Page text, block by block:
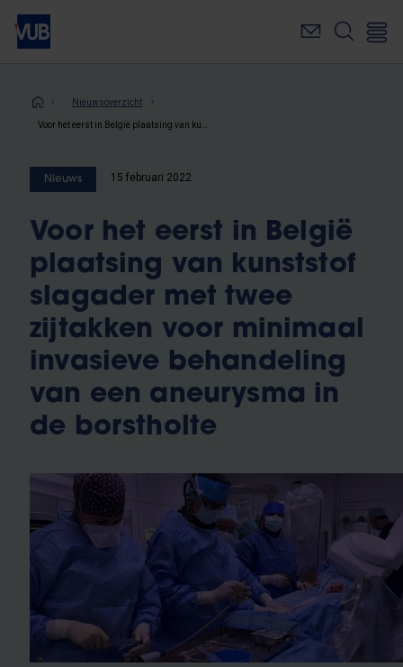
Overslaan
naar
inhoudKruimelpad
Nieuwsoverzicht
Nieuws 15 februari 2022
Voor het eerst in België
plaatsing van kunststof
slagader met twee
zijtakken voor minimaal
invasieve behandeling
van een aneurysma in
de borstholte